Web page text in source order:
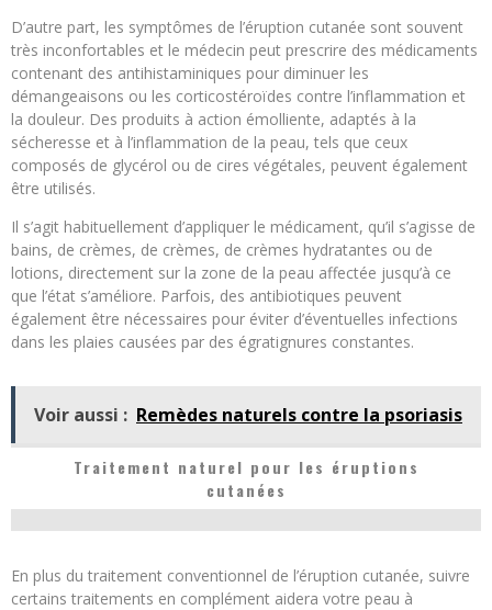
D’autre part, les symptômes de l’éruption cutanée sont souvent
très inconfortables et le médecin peut prescrire des médicaments
contenant des antihistaminiques pour diminuer les
démangeaisons ou les corticostéroïdes contre l’inflammation et
la douleur. Des produits à action émolliente, adaptés à la
sécheresse et à l’inflammation de la peau, tels que ceux
composés de glycérol ou de cires végétales, peuvent également
être utilisés.
Il s’agit habituellement d’appliquer le médicament, qu’il s’agisse de
bains, de crèmes, de crèmes, de crèmes hydratantes ou de
lotions, directement sur la zone de la peau affectée jusqu’à ce
que l’état s’améliore. Parfois, des antibiotiques peuvent
également être nécessaires pour éviter d’éventuelles infections
dans les plaies causées par des égratignures constantes.
Voir aussi : Remèdes naturels contre la psoriasis
Traitement naturel pour les éruptions
cutanées
En plus du traitement conventionnel de l’éruption cutanée, suivre
certains traitements en complément aidera votre peau à